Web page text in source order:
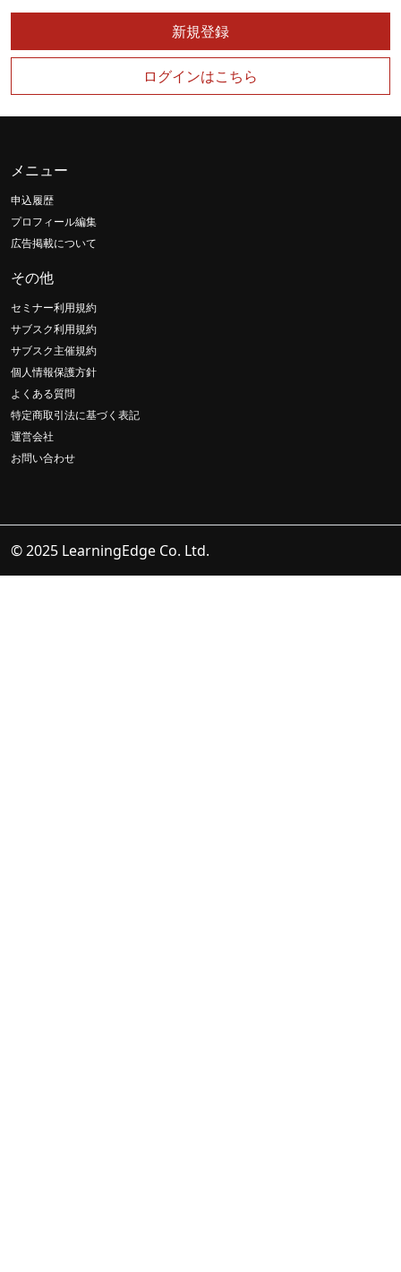
新規登録
ログインはこちら
メニュー
申込履歴
プロフィール編集
広告掲載について
その他
セミナー利用規約
サブスク利用規約
サブスク主催規約
個人情報保護方針
よくある質問
特定商取引法に基づく表記
運営会社
お問い合わせ
© 2025 LearningEdge Co. Ltd.